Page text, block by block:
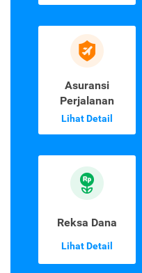
Asuransi
Perjalanan
Lihat Detail
Reksa Dana
Lihat Detail